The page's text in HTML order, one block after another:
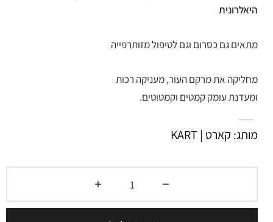
₪220.00.
₪187.00.
היאלרונית
מתאים גם כסרום וגם לטיפול מזותרפייה
מחליקה את מרקם העור, מעניקה רכות
ומעדנת עומק קמטים וקמטוטים.
מותג: קארט | KART